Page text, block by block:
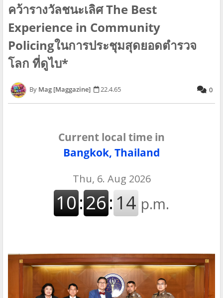
คว้ารางวัลชนะเลิศ The Best
Experience in Community
Policingในการประชุมสุดยอดตํารวจ
โลก ที่ดูไบ*
Mag [Maggazine] 22.4.65 0
Current local time in
Bangkok, Thailand